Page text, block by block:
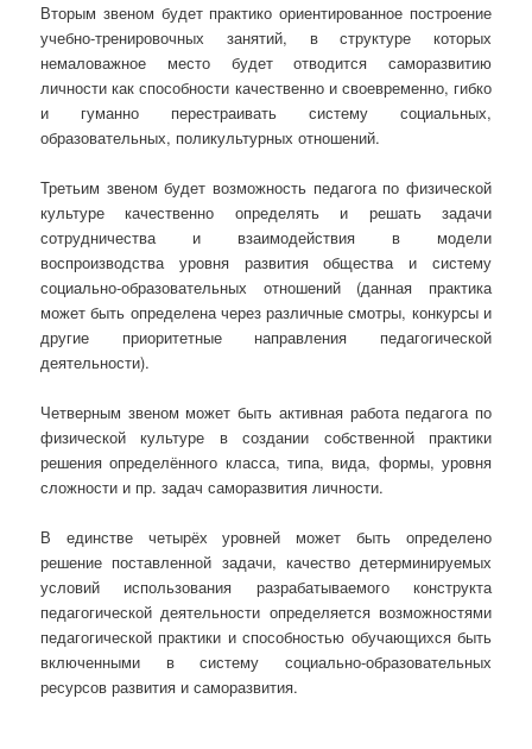
Вторым звеном будет практико ориентированное построение
учебно-тренировочных занятий, в структуре которых
немаловажное место будет отводится саморазвитию
личности как способности качественно и своевременно, гибко
и гуманно перестраивать систему социальных,
образовательных, поликультурных отношений.
Третьим звеном будет возможность педагога по физической
культуре качественно определять и решать задачи
сотрудничества и взаимодействия в модели
воспроизводства уровня развития общества и систему
социально-образовательных отношений (данная практика
может быть определена через различные смотры, конкурсы и
другие приоритетные направления педагогической
деятельности).
Четверным звеном может быть активная работа педагога по
физической культуре в создании собственной практики
решения определённого класса, типа, вида, формы, уровня
сложности и пр. задач саморазвития личности.
В единстве четырёх уровней может быть определено
решение поставленной задачи, качество детерминируемых
условий использования разрабатываемого конструкта
педагогической деятельности определяется возможностями
педагогической практики и способностью обучающихся быть
включенными в систему социально-образовательных
ресурсов развития и саморазвития.